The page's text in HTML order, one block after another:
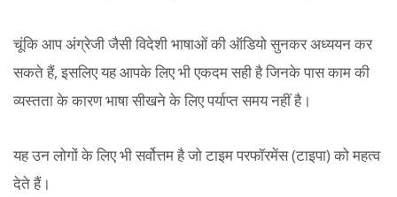
चूंकि आप अंग्रेजी जैसी विदेशी भाषाओं की ऑडियो सुनकर अध्ययन कर
सकते हैं, इसलिए यह आपके लिए भी एकदम सही है जिनके पास काम की
व्यस्तता के कारण भाषा सीखने के लिए पर्याप्त समय नहीं है।
यह उन लोगों के लिए भी सर्वोत्तम है जो टाइम परफॉरमेंस (टाइपा) को महत्व
देते हैं।